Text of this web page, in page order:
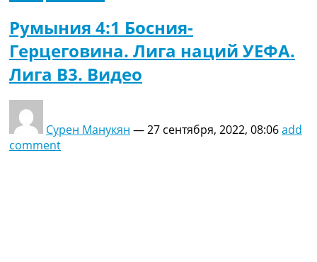
Румыния 4:1 Босния-
Герцеговина. Лига наций УЕФА.
Лига B3. Видео
Сурен Манукян —27 сентября, 2022, 08:06add
comment